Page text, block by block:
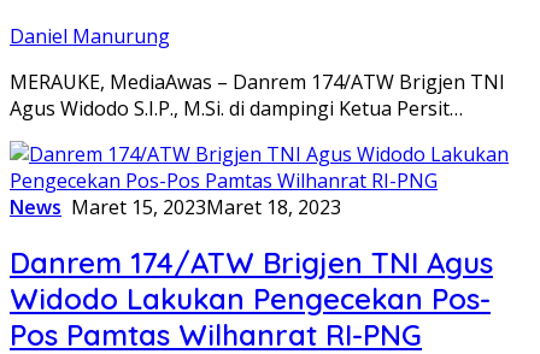
Daniel Manurung
MERAUKE, MediaAwas – Danrem 174/ATW Brigjen TNI
Agus Widodo S.I.P., M.Si. di dampingi Ketua Persit…
News Maret 15, 2023Maret 18, 2023
Danrem 174/ATW Brigjen TNI Agus
Widodo Lakukan Pengecekan Pos-
Pos Pamtas Wilhanrat RI-PNG